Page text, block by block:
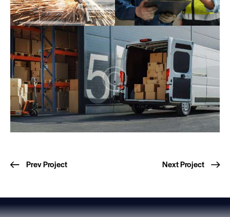
Prev Project Next Project